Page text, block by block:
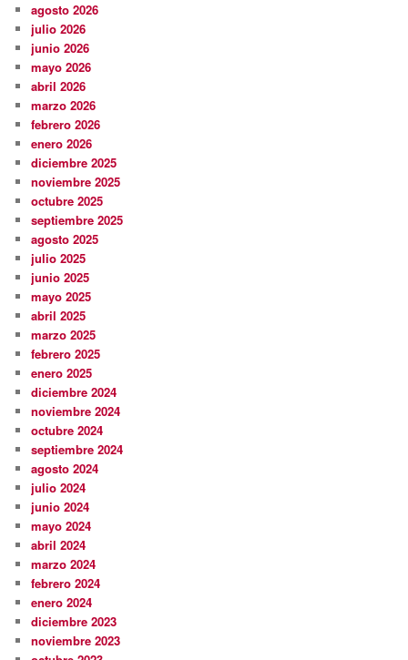
agosto 2026
julio 2026
junio 2026
mayo 2026
abril 2026
marzo 2026
febrero 2026
enero 2026
diciembre 2025
noviembre 2025
octubre 2025
septiembre 2025
agosto 2025
julio 2025
junio 2025
mayo 2025
abril 2025
marzo 2025
febrero 2025
enero 2025
diciembre 2024
noviembre 2024
octubre 2024
septiembre 2024
agosto 2024
julio 2024
junio 2024
mayo 2024
abril 2024
marzo 2024
febrero 2024
enero 2024
diciembre 2023
noviembre 2023